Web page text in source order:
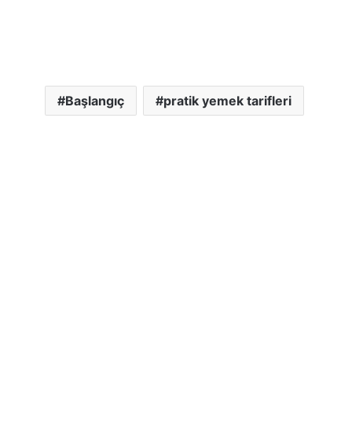
Başlangıç pratik yemek tarifleri